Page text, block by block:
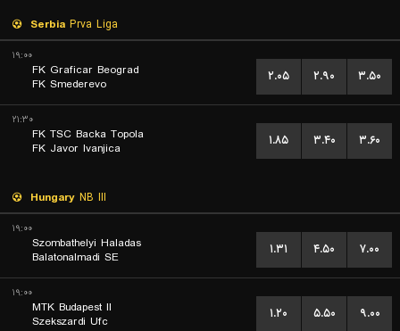
Serbia Prva Liga
۱۹:۰۰
FK Graficar Beograd
FK Smederevo
۲.۰۵ ۲.۹۰ ۳.۵۰
۲۱:۳۰
FK TSC Backa Topola
FK Javor Ivanjica
۱.۸۵ ۳.۴۰ ۳.۶۰
Hungary NB III
۱۹:۰۰
Szombathelyi Haladas
Balatonalmadi SE
۱.۳۱ ۴.۵۰ ۷.۰۰
۱۹:۰۰
MTK Budapest II
Szekszardi Ufc
۱.۲۰ ۵.۵۰ ۹.۰۰